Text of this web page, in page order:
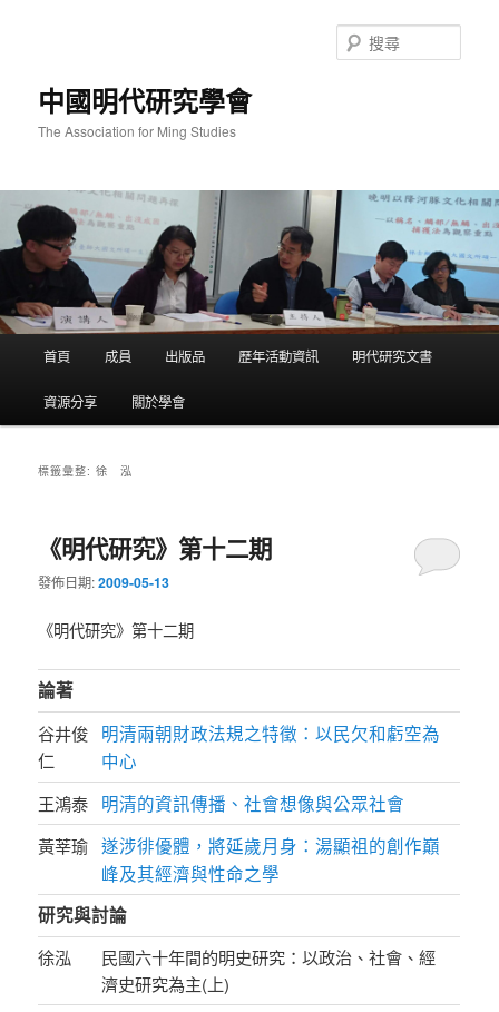
中國明代研究學會
The Association for Ming Studies
尋
首頁 成員 出版品 歷年活動資訊 明代研究文書
資源分享 關於學會
標籤彙整:徐 泓
《明代研究》第十二期
發佈日期:2009-05-13
《明代研究》第十二期
論著
谷井俊
仁
明清兩朝財政法規之特徵：以民欠和虧空為
中心
王鴻泰 明清的資訊傳播、社會想像與公眾社會
黃莘瑜 遂涉徘優體，將延歲月身：湯顯祖的創作巔
峰及其經濟與性命之學
研究與討論
徐泓
民國六十年間的明史研究：以政治、社會、經
濟史研究為主(上)